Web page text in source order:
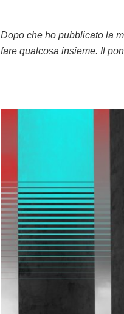
Dopo che ho pubblicato la
fare qualcosa insieme. Il